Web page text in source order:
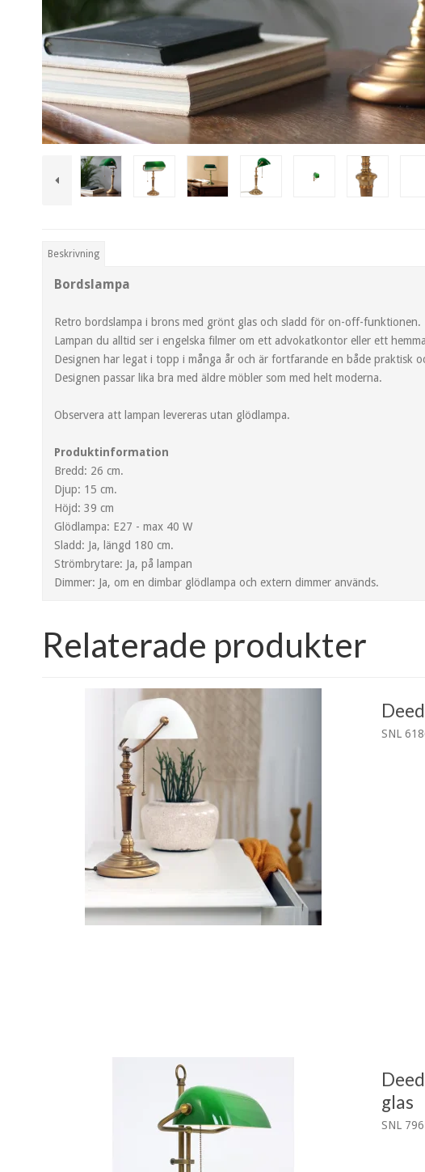
Beskrivning
Bordslampa
Retro bordslampa i brons med grönt glas och sladd för on-off-funktionen.
Lampan du alltid ser i engelska filmer om ett advokatkontor eller ett
Designen har legat i topp i många år och är fortfarande en både praktisk
Designen passar lika bra med äldre möbler som med helt moderna.
Observera att lampan levereras utan glödlampa.
Produktinformation
Bredd: 26 cm.
Djup: 15 cm.
Höjd: 39 cm
Glödlampa: E27 - max 40 W
Sladd: Ja, längd 180 cm.
Strömbrytare: Ja, på lampan
Dimmer: Ja, om en dimbar glödlampa och extern dimmer används.
Relaterade produkter
SNL
glas
SNL